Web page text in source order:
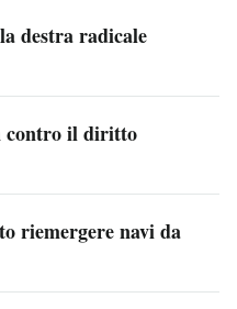
destra radicale
contro il diritto
riemergere navi da